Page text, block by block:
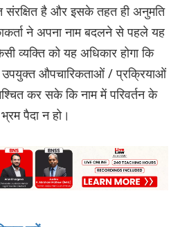
है और इसके तहत ही अनुमति
ने अपना नाम बदलने से पहले यह
व्यक्ति को यह अधिकार होगा कि
औपचारिकताओं / प्रक्रियाओं
कर सके कि नाम में परिवर्तन के
पैदा न हो।